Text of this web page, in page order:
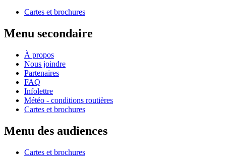
Cartes et brochures
Menu secondaire
À propos
Nous joindre
Partenaires
FAQ
Infolettre
Météo - conditions routières
Cartes et brochures
Menu des audiences
Cartes et brochures